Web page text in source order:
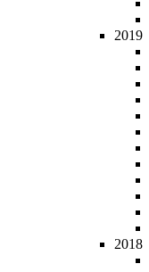
2019
2018